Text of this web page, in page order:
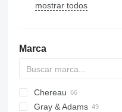
mostrar todos
Marca
AS
BPO
Chereau
CSD
TXA
L-series
SZS
Oplegger
Gray & Adams